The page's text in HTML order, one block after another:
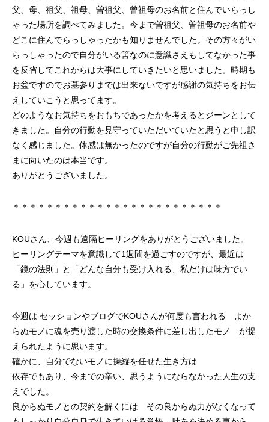
父、母、祖父、祖母、曽祖父、曾祖母のお名前と住んでいらっし
ゃった場所を調べてみました。今まで曽祖父、曽祖母のお名前や
どこに住んでらっしゃったかも知りませんでした。その方々がい
らっしゃったので自分がいる筈なのに意識さえもしてなかった事
を反省してこれからは大事にしていきたいと思いました。時期も
お盆ですのでお墓参りまでは出来ないですが感謝の気持ちをお伝
えしていこうと思ってます。
どのようなお気持ちをおもちであったかを考えるとジーンとして
きました。自分の行動を見守っていただいていたと思うと申し訳
なく感じました。体感は無かったのですが自分の行動がご先祖さ
まに向いたのは本当です。
ありがとうございました。
＊＊＊＊＊＊＊＊＊＊＊＊＊＊＊＊＊＊＊＊＊＊＊＊＊
KOUさん、今週も遠隔ヒーリングをありがとうございました。
ヒーリングテーマを意識して1週間を過ごすのですが、最近は
「鏡の法則」と「どんな自分も受け入れる、私だけは味方でい
る」を心しています。
今週は セッションやブログでKOUさんが何度も言われる よか
らぬモノに魂を売り渡した時の交換条件に差し出したモノ が捉
えられたように思います。
確かに、自分でないモノに操縦を任せた生き方は
依存でもあり、今までの辛い、思うようにならなかった人生の支
えでした。
良からぬモノとの契約を解くには その良からぬ力がなくなって